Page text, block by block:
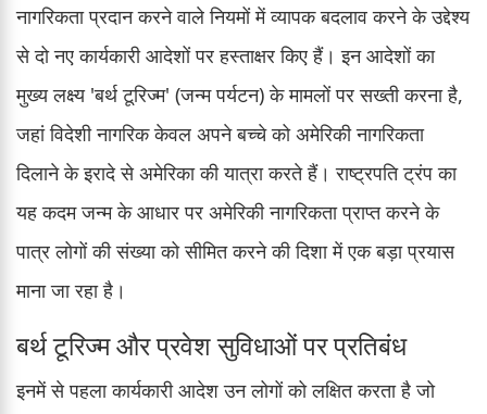
नागरिकता प्रदान करने वाले नियमों में व्यापक बदलाव करने के उद्देश्य
से दो नए कार्यकारी आदेशों पर हस्ताक्षर किए हैं। इन आदेशों का
मुख्य लक्ष्य 'बर्थ टूरिज्म' (जन्म पर्यटन) के मामलों पर सख्ती करना है,
जहां विदेशी नागरिक केवल अपने बच्चे को अमेरिकी नागरिकता
दिलाने के इरादे से अमेरिका की यात्रा करते हैं। राष्ट्रपति ट्रंप का
यह कदम जन्म के आधार पर अमेरिकी नागरिकता प्राप्त करने के
पात्र लोगों की संख्या को सीमित करने की दिशा में एक बड़ा प्रयास
माना जा रहा है।
बर्थ टूरिज्म और प्रवेश सुविधाओं पर प्रतिबंध
इनमें से पहला कार्यकारी आदेश उन लोगों को लक्षित करता है जो